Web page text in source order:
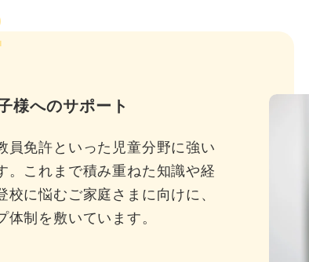
様へのサポート
員免許といった児童分野に強い
。これまで積み重ねた知識や経
に悩むご家庭さまに向けに、
制を敷いています。